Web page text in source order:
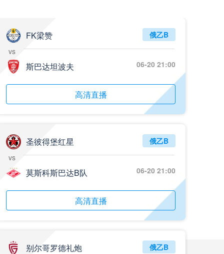
FK梁赞
vs
斯巴达坦波夫
俄乙B
06-20 21:00
高清直播
圣彼得堡红星
vs
莫斯科斯巴达B队
俄乙B
06-20 21:00
高清直播
别尔哥罗德礼炮 俄乙B